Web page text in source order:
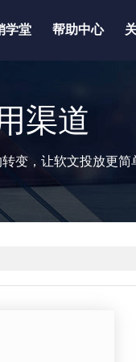
学堂 帮助中心
渠道
变，让软文投放更简